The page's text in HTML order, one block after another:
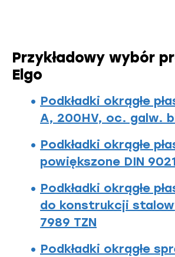
Przykładowy wybór
Elgo
Podkładki okrągłe
A, 200HV, oc. galw.
Podkładki okrągłe
powiększone DIN
Podkładki okrągłe
do konstrukcji
7989 TZN
Podkładki okrągłe